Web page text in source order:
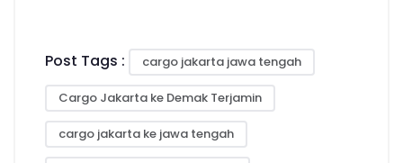
Post Tags : cargo jakarta jawa tengah
Cargo Jakarta ke Demak Terjamin
cargo jakarta ke jawa tengah